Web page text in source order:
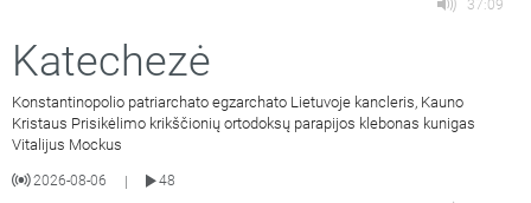
37:09
Katechezė
Konstantinopolio patriarchato egzarchato Lietuvoje kancleris, Kauno
Kristaus Prisikėlimo krikščionių ortodoksų parapijos klebonas kunigas
Vitalijus Mockus
2026-08-06 |
48